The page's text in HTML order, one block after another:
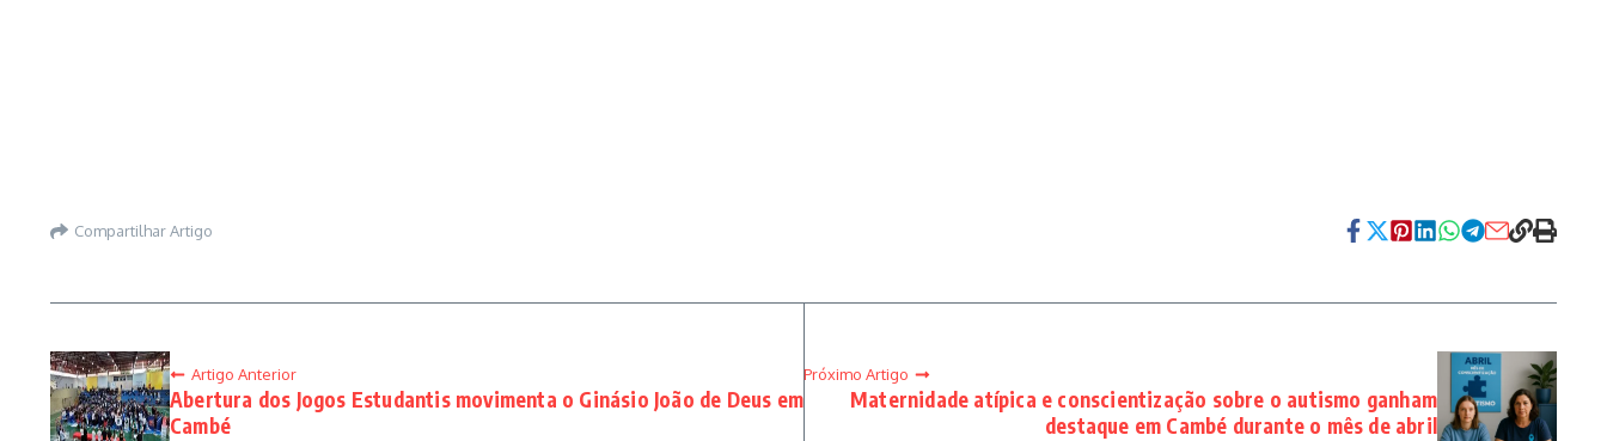
Compartilhar Artigo
Artigo Anterior
Abertura dos Jogos Estudantis movimenta o Ginásio João de Deus em
Cambé
Próximo Artigo
Maternidade atípica e conscientização sobre o autismo ganham
destaque em Cambé durante o mês de abril